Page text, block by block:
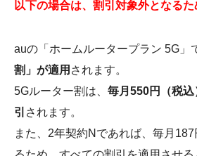
以下の場合は、割引対象外となる
auの「ホームルータープラン 5G」
割」が適用 されます。
5Gルーター割は、 毎月550円（税
引 されます。
また、2年契約Nであれば、毎月